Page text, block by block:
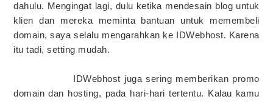
dahulu. Mengingat lagi, dulu ketika mendesain blog untuk
klien dan mereka meminta bantuan untuk memembeli
domain, saya selalu mengarahkan ke IDWebhost. Karena
itu tadi, setting mudah.
IDWebhost juga sering memberikan promo
domain dan hosting, pada hari-hari tertentu. Kalau kamu